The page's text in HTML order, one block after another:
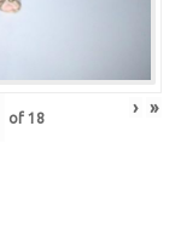
of 18 › »